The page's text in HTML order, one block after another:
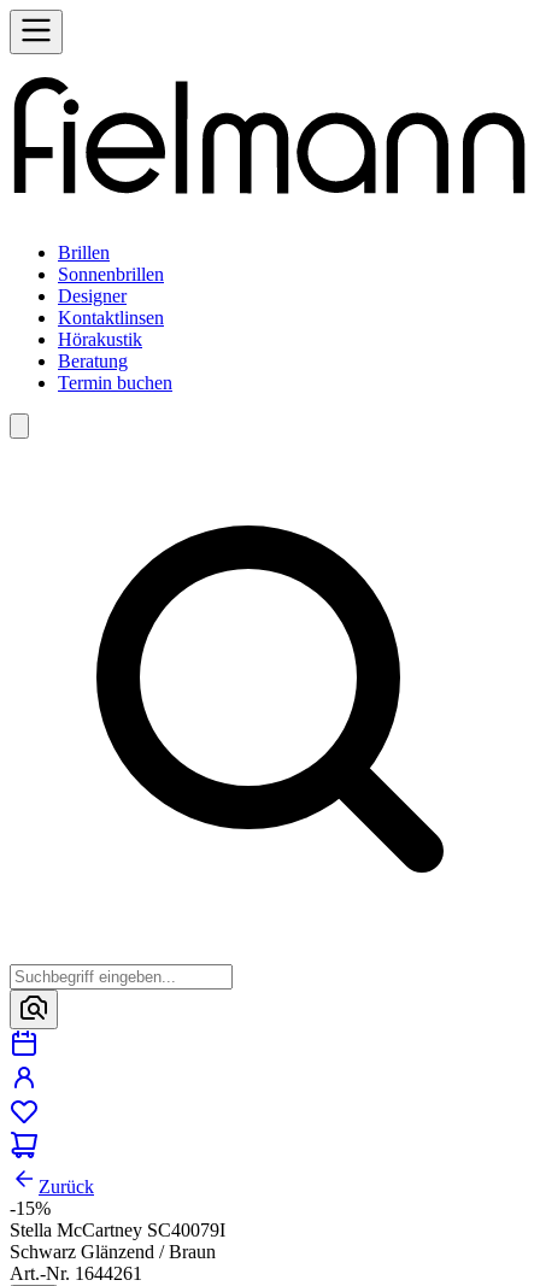
Brillen
Sonnenbrillen
Designer
Kontaktlinsen
Hörakustik
Beratung
Termin buchen
Zurück
-15%
Stella McCartney SC40079I
Schwarz Glänzend / Braun
Art.-Nr. 1644261